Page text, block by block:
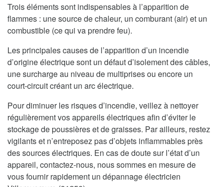
Trois éléments sont indispensables à l’apparition de
flammes : une source de chaleur, un comburant (air) et un
combustible (ce qui va prendre feu).
Les principales causes de l’apparition d’un incendie
d’origine électrique sont un défaut d’isolement des câbles,
une surcharge au niveau de multiprises ou encore un
court-circuit créant un arc électrique.
Pour diminuer les risques d’incendie, veillez à nettoyer
régulièrement vos appareils électriques afin d’éviter le
stockage de poussières et de graisses. Par ailleurs, restez
vigilants et n’entreposez pas d’objets inflammables près
des sources électriques. En cas de doute sur l’état d’un
appareil, contactez-nous, nous sommes en mesure de
vous fournir rapidement un dépannage électricien